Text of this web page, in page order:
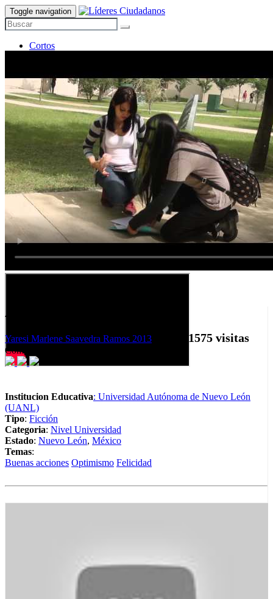
Toggle navigation
Cortos
Contacto
Alégrale el día a alguien
Yaresi Marlene Saavedra Ramos 2013 1575 visitas
Compartir
Institucion Educativa: Universidad Autónoma de Nuevo León
(UANL)
Tipo: Ficción
Categoria: Nivel Universidad
Estado: Nuevo León, México
Temas:
Buenas acciones Optimismo Felicidad